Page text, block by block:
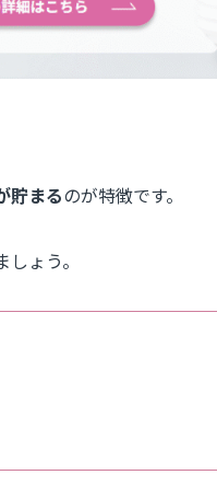
貯まるのが特徴です。
ょう。